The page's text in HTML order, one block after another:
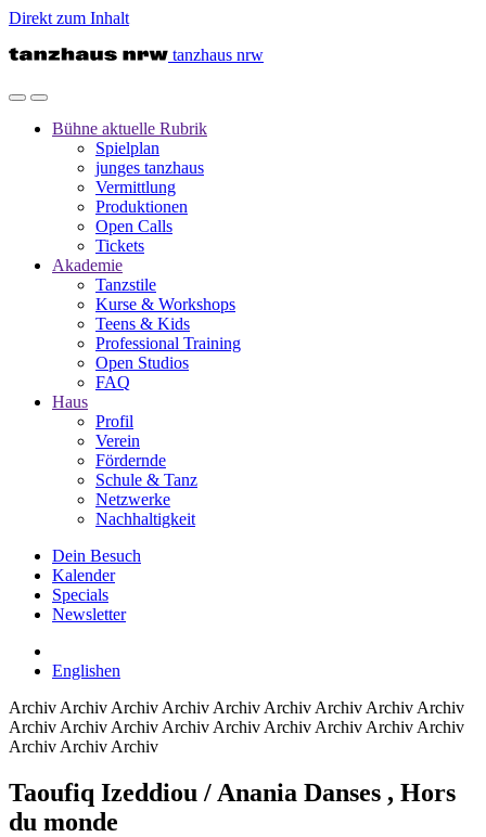
Direkt zum Inhalt
tanzhaus nrw
Bühne aktuelle Rubrik
Spielplan
junges tanzhaus
Vermittlung
Produktionen
Open Calls
Tickets
Akademie
Tanzstile
Kurse & Workshops
Teens & Kids
Professional Training
Open Studios
FAQ
Haus
Profil
Verein
Fördernde
Schule & Tanz
Netzwerke
Nachhaltigkeit
Dein Besuch
Kalender
Specials
Newsletter
Englishen
Archiv Archiv Archiv Archiv Archiv Archiv Archiv Archiv Archiv
Archiv Archiv Archiv Archiv Archiv Archiv Archiv Archiv Archiv
Archiv Archiv Archiv
Taoufiq Izeddiou / Anania Danses , Hors
du monde